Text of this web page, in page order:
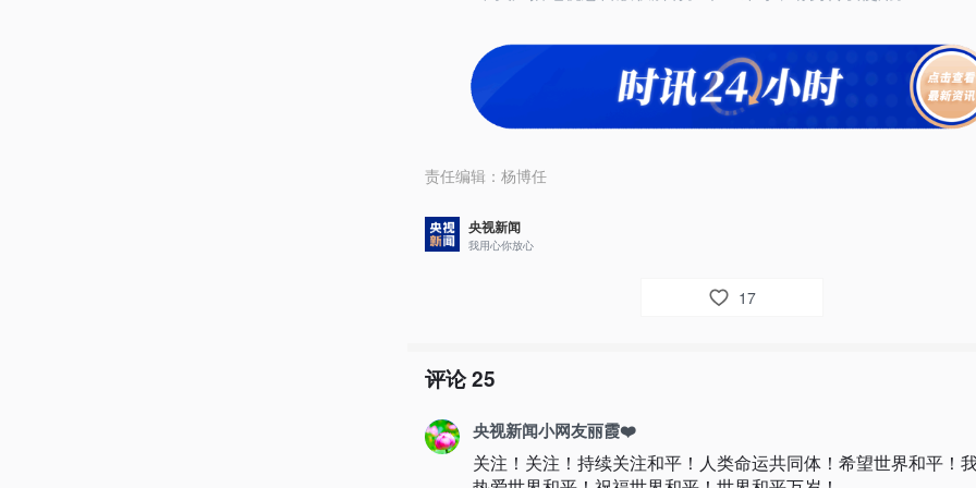
责任编辑： 杨博任
央视新闻
我用心你放心
17
评论25
央视新闻小网友丽霞❤️
关注！关注！持续关注和平！人类命运共同体！希望世界和平！